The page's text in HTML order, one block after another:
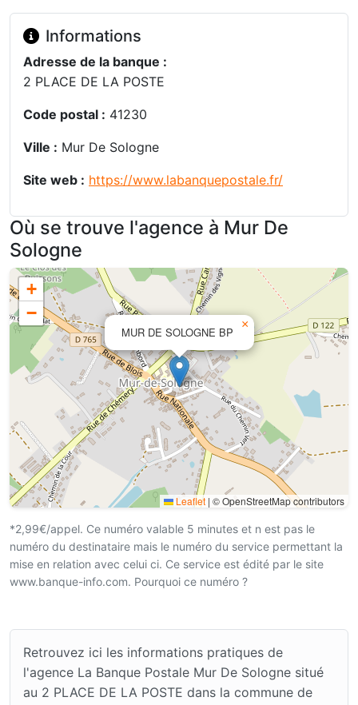
Informations
Adresse de la banque :
2 PLACE DE LA POSTE
Code postal : 41230
Ville : Mur De Sologne
Site web : https://www.labanquepostale.fr/
Où se trouve l'agence à Mur De
Sologne
MUR DE SOLOGNE BP
×
+
−
Leaflet | © OpenStreetMap contributors
*2,99€/appel. Ce numéro valable 5 minutes et n est pas le
numéro du destinataire mais le numéro du service permettant la
mise en relation avec celui ci. Ce service est édité par le site
www.banque-info.com. Pourquoi ce numéro ?
Retrouvez ici les informations pratiques de
l'agence La Banque Postale Mur De Sologne situé
au 2 PLACE DE LA POSTE dans la commune de